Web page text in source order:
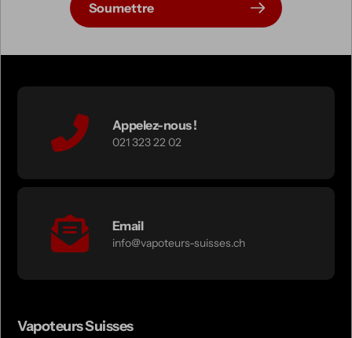
Soumettre
Appelez-nous !
021 323 22 02
Email
info@vapoteurs-suisses.ch
Vapoteurs Suisses